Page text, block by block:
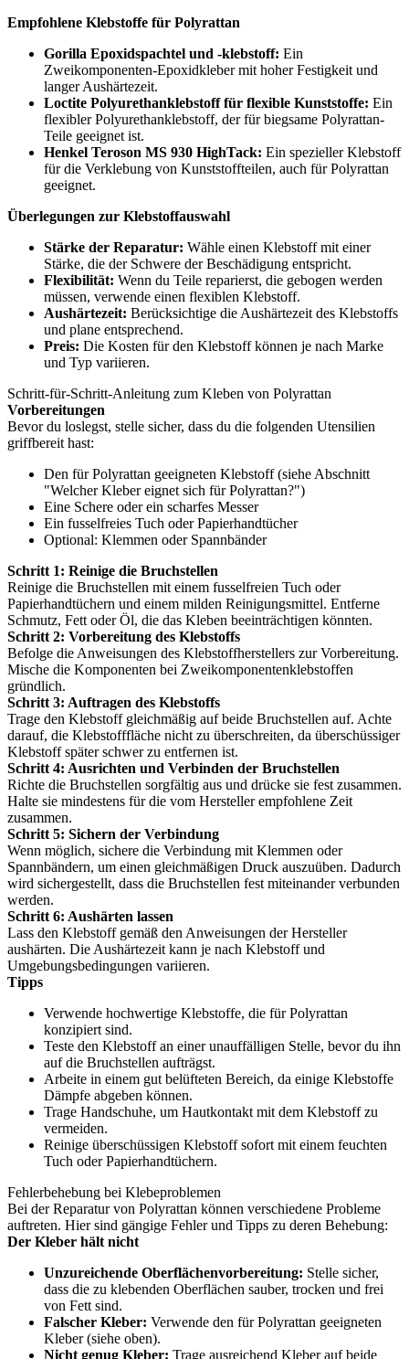
Empfohlene Klebstoffe für Polyrattan
Gorilla Epoxidspachtel und -klebstoff: Ein
Zweikomponenten-Epoxidkleber mit hoher Festigkeit und
langer Aushärtezeit.
Loctite Polyurethanklebstoff für flexible Kunststoffe: Ein
flexibler Polyurethanklebstoff, der für biegsame Polyrattan-
Teile geeignet ist.
Henkel Teroson MS 930 HighTack: Ein spezieller Klebstoff
für die Verklebung von Kunststoffteilen, auch für Polyrattan
geeignet.
Überlegungen zur Klebstoffauswahl
Stärke der Reparatur: Wähle einen Klebstoff mit einer
Stärke, die der Schwere der Beschädigung entspricht.
Flexibilität: Wenn du Teile reparierst, die gebogen werden
müssen, verwende einen flexiblen Klebstoff.
Aushärtezeit: Berücksichtige die Aushärtezeit des Klebstoffs
und plane entsprechend.
Preis: Die Kosten für den Klebstoff können je nach Marke
und Typ variieren.
Schritt-für-Schritt-Anleitung zum Kleben von Polyrattan
Vorbereitungen
Bevor du loslegst, stelle sicher, dass du die folgenden Utensilien
griffbereit hast:
Den für Polyrattan geeigneten Klebstoff (siehe Abschnitt
"Welcher Kleber eignet sich für Polyrattan?")
Eine Schere oder ein scharfes Messer
Ein fusselfreies Tuch oder Papierhandtücher
Optional: Klemmen oder Spannbänder
Schritt 1: Reinige die Bruchstellen
Reinige die Bruchstellen mit einem fusselfreien Tuch oder
Papierhandtüchern und einem milden Reinigungsmittel. Entferne
Schmutz, Fett oder Öl, die das Kleben beeinträchtigen könnten.
Schritt 2: Vorbereitung des Klebstoffs
Befolge die Anweisungen des Klebstoffherstellers zur Vorbereitung.
Mische die Komponenten bei Zweikomponentenklebstoffen
gründlich.
Schritt 3: Auftragen des Klebstoffs
Trage den Klebstoff gleichmäßig auf beide Bruchstellen auf. Achte
darauf, die Klebstofffläche nicht zu überschreiten, da überschüssiger
Klebstoff später schwer zu entfernen ist.
Schritt 4: Ausrichten und Verbinden der Bruchstellen
Richte die Bruchstellen sorgfältig aus und drücke sie fest zusammen.
Halte sie mindestens für die vom Hersteller empfohlene Zeit
zusammen.
Schritt 5: Sichern der Verbindung
Wenn möglich, sichere die Verbindung mit Klemmen oder
Spannbändern, um einen gleichmäßigen Druck auszuüben. Dadurch
wird sichergestellt, dass die Bruchstellen fest miteinander verbunden
werden.
Schritt 6: Aushärten lassen
Lass den Klebstoff gemäß den Anweisungen der Hersteller
aushärten. Die Aushärtezeit kann je nach Klebstoff und
Umgebungsbedingungen variieren.
Tipps
Verwende hochwertige Klebstoffe, die für Polyrattan
konzipiert sind.
Teste den Klebstoff an einer unauffälligen Stelle, bevor du ihn
auf die Bruchstellen aufträgst.
Arbeite in einem gut belüfteten Bereich, da einige Klebstoffe
Dämpfe abgeben können.
Trage Handschuhe, um Hautkontakt mit dem Klebstoff zu
vermeiden.
Reinige überschüssigen Klebstoff sofort mit einem feuchten
Tuch oder Papierhandtüchern.
Fehlerbehebung bei Klebeproblemen
Bei der Reparatur von Polyrattan können verschiedene Probleme
auftreten. Hier sind gängige Fehler und Tipps zu deren Behebung:
Der Kleber hält nicht
Unzureichende Oberflächenvorbereitung: Stelle sicher,
dass die zu klebenden Oberflächen sauber, trocken und frei
von Fett sind.
Falscher Kleber: Verwende den für Polyrattan geeigneten
Kleber (siehe oben).
Nicht genug Kleber: Trage ausreichend Kleber auf beide